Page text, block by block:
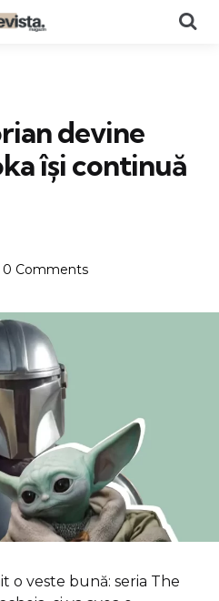
devine
își continuă
0 Comments
o veste bună: seria The